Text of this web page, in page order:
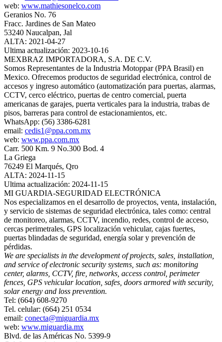
web: www.mathiesonelco.com
Geranios No. 76
Fracc. Jardines de San Mateo
53240 Naucalpan, Jal
ALTA: 2021-04-27
Ultima actualización: 2023-10-16
MEXBRAZ IMPORTADORA, S.A. DE C.V.
Somos Representantes de la Industria Motoppar (PPA Brasil) en
Mexico. Ofrecemos productos de seguridad electrónica, control de
accesos y ingreso automático (automatización para puertas, alarmas,
CCTV, cerco eléctrico, puertas de centro comercial, puerta
americanas de garajes, puerta verticales para la industria, trabas de
pisos, barreras para control de estacionamientos, etc.
WhatsApp: (56) 3386-6281
email: cedis1@ppa.com.mx
web: www.ppa.com.mx
Carr. 500 Km. 9 No.300 Bod. 4
La Griega
76249 El Marqués, Qro
ALTA: 2024-11-15
Ultima actualización: 2024-11-15
MI GUARDIA‐SEGURIDAD ELECTRÓNICA
Nos especializamos en el desarrollo de proyectos, venta, instalación,
y servicio de sistemas de seguridad electrónica, tales como: central
de monitoreo, alarmas, CCTV, incendio, redes, control de acceso,
cercas perimetrales, GPS localización vehicular, cajas fuertes,
puertas blindadas de seguridad, energía solar y prevención de
pérdidas.
We are specialists in the development of projects, sales, installation,
and service of electronic security systems, such as: monitoring
center, alarms, CCTV, fire, networks, access control, perimeter
fences, GPS vehicular location, safes, doors armored with security,
solar energy and loss prevention.
Tel: (664) 608-9270
Tel. celular: (664) 251 0534
email: conecta@miguardia.mx
web: www.miguardia.mx
Blvd. de las Américas No. 5399‐9